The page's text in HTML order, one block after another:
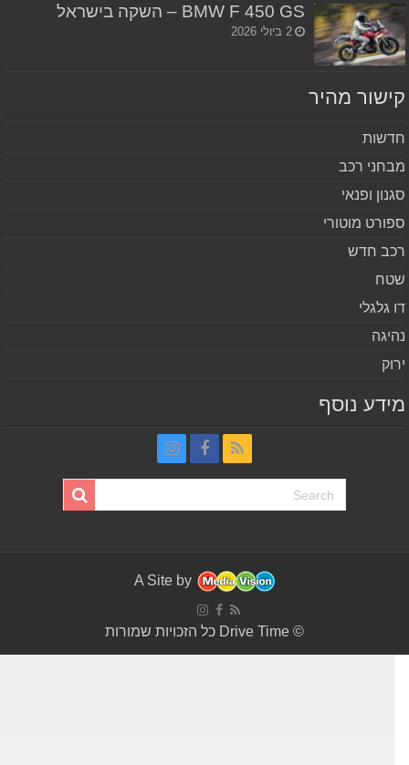
BMW F 450 GS – השקה בישראל
2 ביולי 2026
מהיר
רכב
ופנאי
מוטורי
חדש
גלגלי
נוסף
A Site by